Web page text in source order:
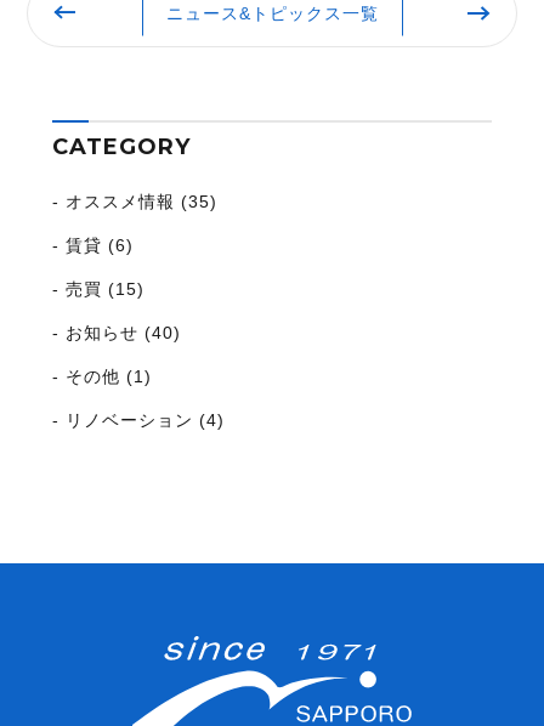
ニュース&トピックス一覧
CATEGORY
オススメ情報 (35)
賃貸 (6)
売買 (15)
お知らせ (40)
その他 (1)
リノベーション (4)